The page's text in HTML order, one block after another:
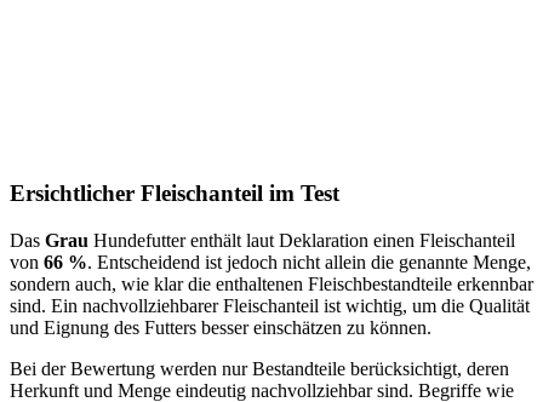
Ersichtlicher Fleischanteil im Test
Das Grau Hundefutter enthält laut Deklaration einen Fleischanteil
von 66 %. Entscheidend ist jedoch nicht allein die genannte Menge,
sondern auch, wie klar die enthaltenen Fleischbestandteile erkennbar
sind. Ein nachvollziehbarer Fleischanteil ist wichtig, um die Qualität
und Eignung des Futters besser einschätzen zu können.
Bei der Bewertung werden nur Bestandteile berücksichtigt, deren
Herkunft und Menge eindeutig nachvollziehbar sind. Begriffe wie